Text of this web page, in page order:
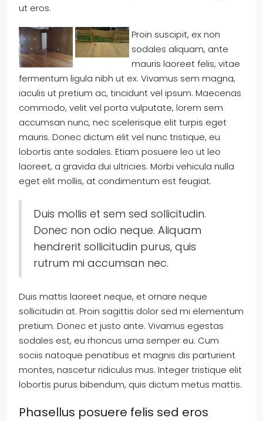
ut eros.
Proin suscipit, ex non
sodales aliquam, ante
mauris laoreet felis, vitae
fermentum ligula nibh ut ex. Vivamus sem magna,
iaculis ut pretium ac, tincidunt vel ipsum. Maecenas
commodo, velit vel porta vulputate, lorem sem
accumsan nunc, nec scelerisque elit turpis eget
mauris. Donec dictum elit vel nunc tristique, eu
lobortis ante sodales. Etiam posuere leo ut leo
laoreet, a gravida dui ultricies. Morbi vehicula nulla
eget elit mollis, at condimentum est feugiat.
Duis mollis et sem sed sollicitudin.
Donec non odio neque. Aliquam
hendrerit sollicitudin purus, quis
rutrum mi accumsan nec.
Duis mattis laoreet neque, et ornare neque
sollicitudin at. Proin sagittis dolor sed mi elementum
pretium. Donec et justo ante. Vivamus egestas
sodales est, eu rhoncus urna semper eu. Cum
sociis natoque penatibus et magnis dis parturient
montes, nascetur ridiculus mus. Integer tristique elit
lobortis purus bibendum, quis dictum metus mattis.
Phasellus posuere felis sed eros